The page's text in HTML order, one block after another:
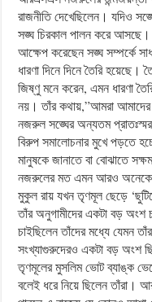
রাজনীতি দেখেছিলেন। যদিও
সঙ্ঘ চিরকাল পালন করে
আক্ষেপ করেছেন সঙ্ঘ সম্পর্কে
ধারণা দিনে দিনে তৈরি হয়েছে।
জিষ্ণু মনে করেন, এমন ধারণা
নয়। তাঁর কথায়,”আমরা আমাদের
নজরুল সঙ্ঘের অন্যতম
বিরুপ সমালোচনার মুখে পড়তে
মানুষকে জানাতে বা বোঝাতে
নজরুলের মত এমন আরও অনেকে
মুকুল রায় যখন তৃণমূল ছেড়ে
তাঁর অনুগামীদের একটা বড় অংশ
চাইছিলেন তাঁদের মধ্যে যেমন
সংখ্যাগুরুদেরও একটা বড় অংশ
তৃণমূলের মুসলিম ভোট ব্যাঙ্ক
বলেই ধরে নিয়ে ছিলেন তাঁরা।